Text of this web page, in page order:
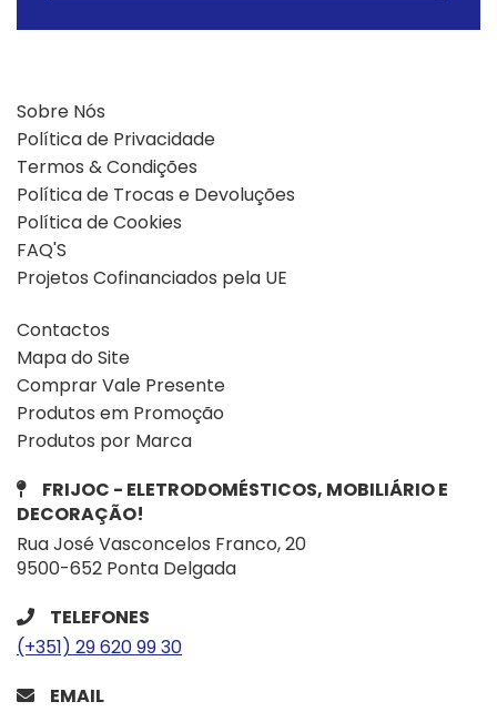
Sobre Nós
Política de Privacidade
Termos & Condições
Política de Trocas e Devoluções
Política de Cookies
FAQ'S
Projetos Cofinanciados pela UE
Contactos
Mapa do Site
Comprar Vale Presente
Produtos em Promoção
Produtos por Marca
FRIJOC - ELETRODOMÉSTICOS, MOBILIÁRIO E
DECORAÇÃO!
Rua José Vasconcelos Franco, 20
9500-652 Ponta Delgada
TELEFONES
(+351) 29 620 99 30
EMAIL